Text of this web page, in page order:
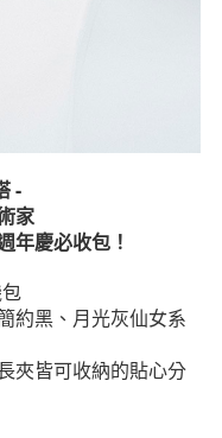
-
家
年慶必收包！
約黑、月光灰仙女系
夾皆可收納的貼心分